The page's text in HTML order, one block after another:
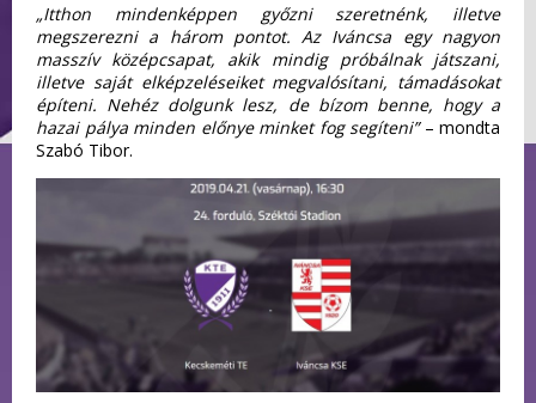
„Itthon mindenképpen győzni szeretnénk, illetve
megszerezni a három pontot. Az Iváncsa egy nagyon
masszív középcsapat, akik mindig próbálnak játszani,
illetve saját elképzeléseiket megvalósítani, támadásokat
építeni. Nehéz dolgunk lesz, de bízom benne, hogy a
hazai pálya minden előnye minket fog segíteni”– mondta
Szabó Tibor.